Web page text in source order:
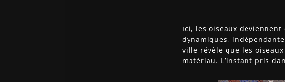
Ici, les oiseaux
dynamiques,
ville révèle que les oiseaux
matériau. L’instant pris